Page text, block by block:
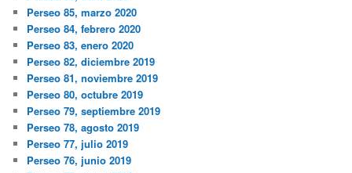
Perseo 85, marzo 2020
Perseo 84, febrero 2020
Perseo 83, enero 2020
Perseo 82, diciembre 2019
Perseo 81, noviembre 2019
Perseo 80, octubre 2019
Perseo 79, septiembre 2019
Perseo 78, agosto 2019
Perseo 77, julio 2019
Perseo 76, junio 2019